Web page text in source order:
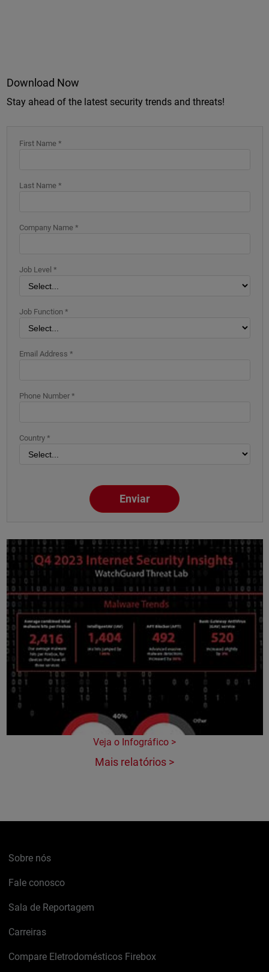
Download Now
Stay ahead of the latest security trends and threats!
First Name *
Last Name *
Company Name *
Job Level *
Job Function *
Email Address *
Phone Number *
Country *
Enviar
Veja o Infográfico >
Mais relatórios >
Sobre nós
Fale conosco
Sala de Reportagem
Carreiras
Compare Eletrodomésticos Firebox